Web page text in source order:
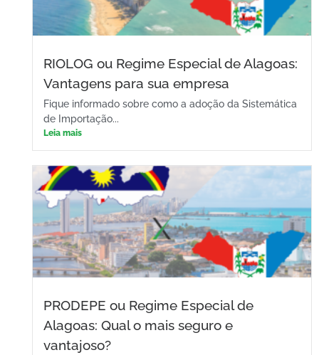
RIOLOG ou Regime Especial de Alagoas:
Vantagens para sua empresa
Fique informado sobre como a adoção da Sistemática
de Importação...
Leia mais
PRODEPE ou Regime Especial de
Alagoas: Qual o mais seguro e
vantajoso?